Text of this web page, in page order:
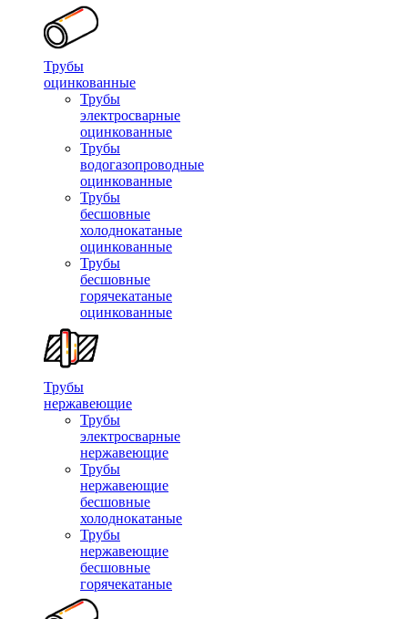
Трубы
оцинкованные
Трубы
электросварные
оцинкованные
Трубы
водогазопроводные
оцинкованные
Трубы
бесшовные
холоднокатаные
оцинкованные
Трубы
бесшовные
горячекатаные
оцинкованные
Трубы
нержавеющие
Трубы
электросварные
нержавеющие
Трубы
нержавеющие
бесшовные
холоднокатаные
Трубы
нержавеющие
бесшовные
горячекатаные